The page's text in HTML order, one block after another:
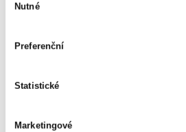
souhlasu
Nutné
Preferenční
Statistické
Marketingové